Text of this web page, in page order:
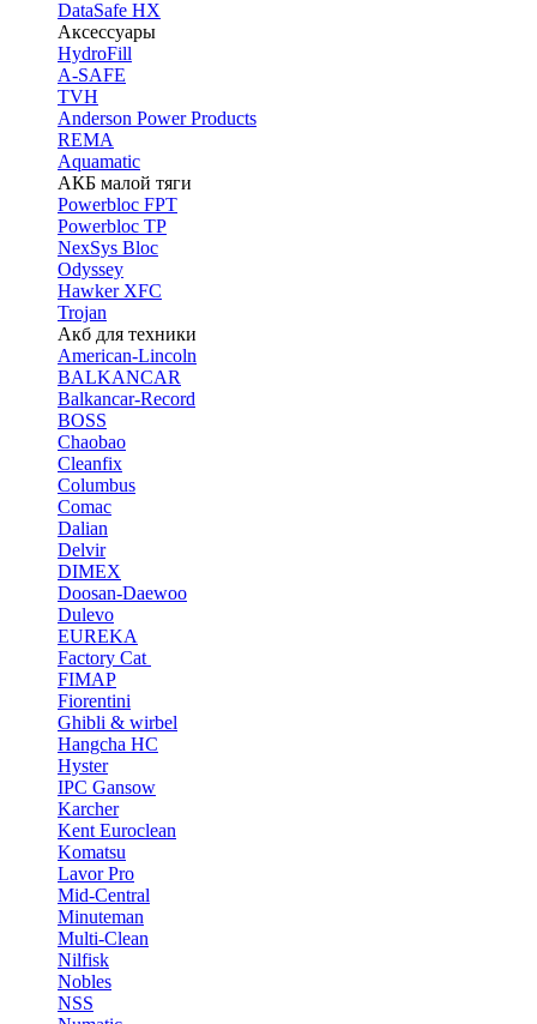
DataSafe HX
Аксессуары
HydroFill
A-SAFE
TVH
Anderson Power Products
REMA
Aquamatic
АКБ малой тяги
Powerbloc FPT
Powerbloc TP
NexSys Bloc
Odyssey
Hawker XFC
Trojan
Акб для техники
American-Lincoln
BALKANCAR
Balkancar-Record
BOSS
Chaobao
Cleanfix
Columbus
Comac
Dalian
Delvir
DIMEX
Doosan-Daewoo
Dulevo
EUREKA
Factory Cat
FIMAP
Fiorentini
Ghibli & wirbel
Hangcha HC
Hyster
IPC Gansow
Karcher
Kent Euroclean
Komatsu
Lavor Pro
Mid-Central
Minuteman
Multi-Clean
Nilfisk
Nobles
NSS